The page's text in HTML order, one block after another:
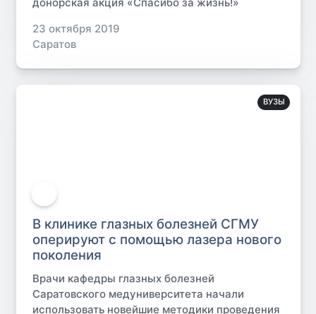
23 октября 2019
Саратов
ВУЗЫ
В клинике глазных болезней СГМУ
оперируют с помощью лазера нового
поколения
Врачи кафедры глазных болезней
Саратовского медуниверситета начали
использовать новейшие методики проведения